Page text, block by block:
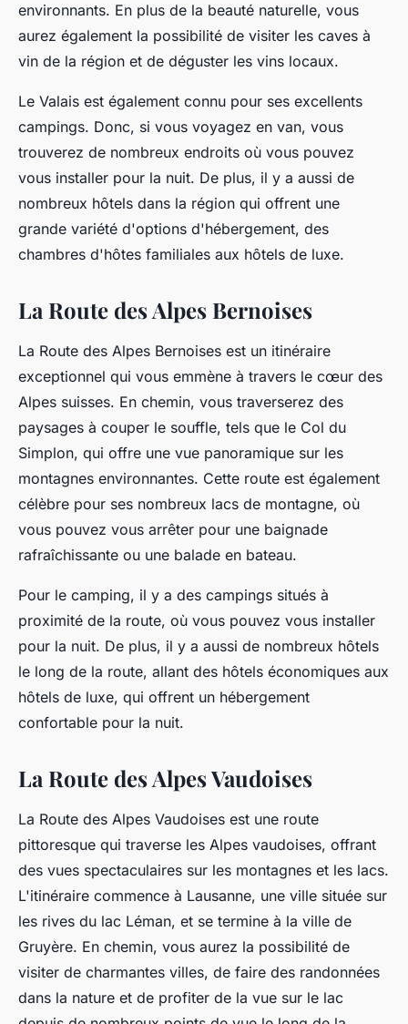
environnants. En plus de la beauté naturelle, vous
aurez également la possibilité de visiter les caves à
vin de la région et de déguster les vins locaux.
Le Valais est également connu pour ses excellents
campings. Donc, si vous voyagez en van, vous
trouverez de nombreux endroits où vous pouvez
vous installer pour la nuit. De plus, il y a aussi de
nombreux hôtels dans la région qui offrent une
grande variété d'options d'hébergement, des
chambres d'hôtes familiales aux hôtels de luxe.
La Route des Alpes Bernoises
La Route des Alpes Bernoises est un itinéraire
exceptionnel qui vous emmène à travers le cœur des
Alpes suisses. En chemin, vous traverserez des
paysages à couper le souffle, tels que le Col du
Simplon, qui offre une vue panoramique sur les
montagnes environnantes. Cette route est également
célèbre pour ses nombreux lacs de montagne, où
vous pouvez vous arrêter pour une baignade
rafraîchissante ou une balade en bateau.
Pour le camping, il y a des campings situés à
proximité de la route, où vous pouvez vous installer
pour la nuit. De plus, il y a aussi de nombreux hôtels
le long de la route, allant des hôtels économiques aux
hôtels de luxe, qui offrent un hébergement
confortable pour la nuit.
La Route des Alpes Vaudoises
La Route des Alpes Vaudoises est une route
pittoresque qui traverse les Alpes vaudoises, offrant
des vues spectaculaires sur les montagnes et les lacs.
L'itinéraire commence à Lausanne, une ville située sur
les rives du lac Léman, et se termine à la ville de
Gruyère. En chemin, vous aurez la possibilité de
visiter de charmantes villes, de faire des randonnées
dans la nature et de profiter de la vue sur le lac